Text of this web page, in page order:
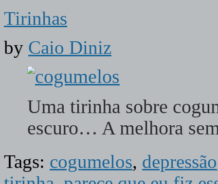
Tirinhas
by Caio Diniz
Uma tirinha sobre
escuro… A melhora
Tags: cogumelos, depressão